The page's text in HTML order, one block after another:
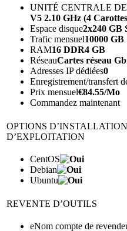
UNITÉ CENTRALE
V5 2.10 GHz (4
Espace disque2x240 GB
Trafic mensuel10000 GB
RAM16 DDR4 GB
RéseauCartes réseau
Adresses IP dédiées0
Enregistrement/transfert
Prix mensuel€84.55/Mo
Commandez maintenant
OPTIONS
D’EXPLOITATION
CentOS
Debian
Ubuntu
REVENTE D’OUTILS
eNom compte de